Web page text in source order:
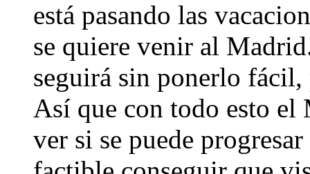
está pasando las
se quiere venir al
seguirá sin ponerlo
Así que con todo esto el
ver si se puede